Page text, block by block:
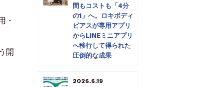
・
開
間もコストも「4分
の1」へ。ロキボディ
ピアスが専用アプリ
からLINEミニアプリ
へ移行して得られた
圧倒的な成果
2026.6.19